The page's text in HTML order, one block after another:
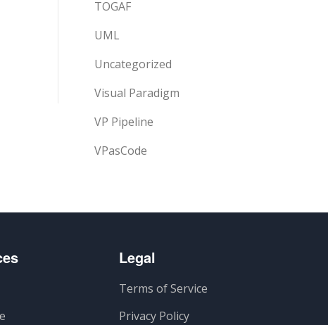
TOGAF
UML
Uncategorized
Visual Paradigm
VP Pipeline
VPasCode
Legal
Terms of Service
Privacy Policy